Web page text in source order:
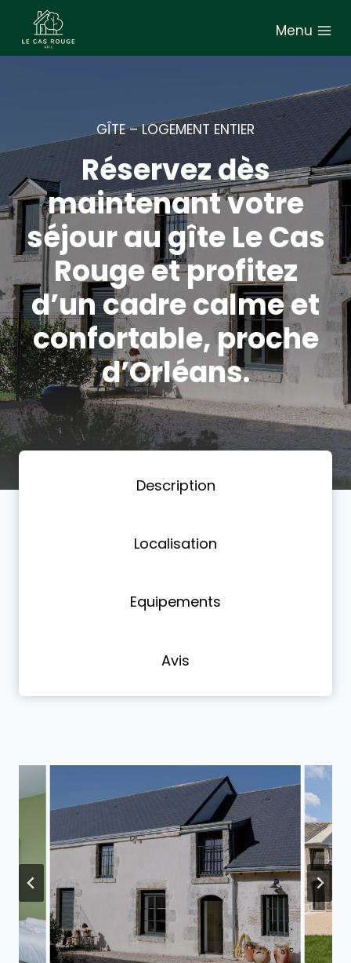
l
n
n
u
Menu
GÎTE – LOGEMENT ENTIER
Réservez dès
maintenant votre
séjour au gîte Le Cas
Rouge et profitez
d’un cadre calme et
confortable, proche
d’Orléans.
Description
Localisation
Equipements
Avis